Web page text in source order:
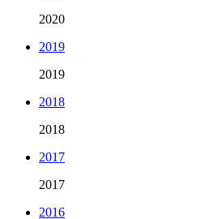
2020
2019
2019
2018
2018
2017
2017
2016